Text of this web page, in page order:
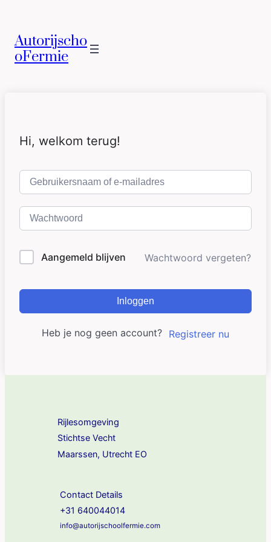
Autorijscho
oFermie
Hi, welkom terug!
Aangemeld blijven Wachtwoord vergeten?
Inloggen
Heb je nog geen account? Registreer nu
Rijlesomgeving
Stichtse Vecht
Maarssen, Utrecht EO
Contact Details
+31 640044014
info@autorijschoolfermie.com